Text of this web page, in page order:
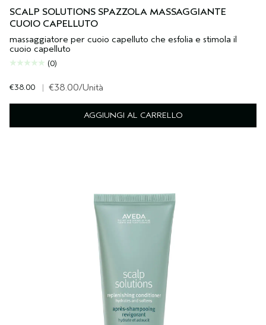
SCALP SOLUTIONS SPAZZOLA MASSAGGIANTE
CUOIO CAPELLUTO
massaggiatore per cuoio capelluto che esfolia e stimola il
cuoio capelluto
(0)
€38.00 | €38.00/Unità
AGGIUNGI AL CARRELLO